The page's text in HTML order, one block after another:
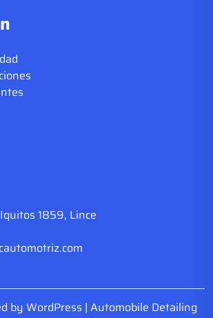
1859, Lince
by WordPress | Automobile Detailing